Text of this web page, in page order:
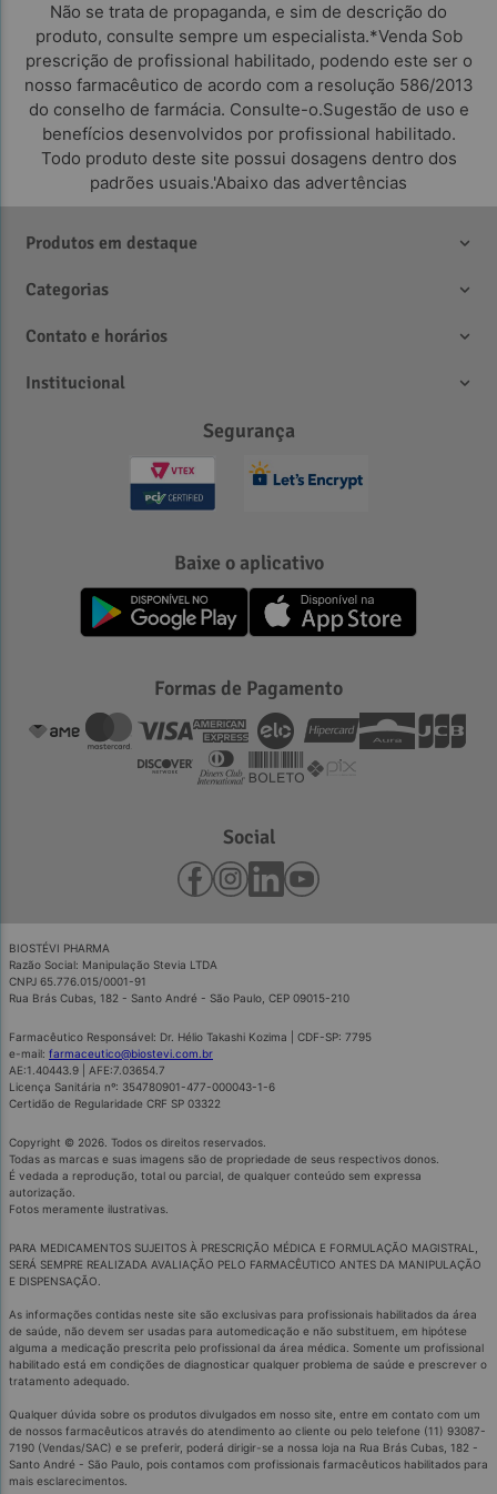
Não se trata de propaganda, e sim de descrição do
produto, consulte sempre um especialista.*Venda Sob
prescrição de profissional habilitado, podendo este ser o
nosso farmacêutico de acordo com a resolução 586/2013
do conselho de farmácia. Consulte-o.Sugestão de uso e
benefícios desenvolvidos por profissional habilitado.
Todo produto deste site possui dosagens dentro dos
padrões usuais.'Abaixo das advertências
Produtos em destaque
Categorias
Contato e horários
Institucional
Segurança
Baixe o aplicativo
Formas de Pagamento
Social
BIOSTÉVI PHARMA
Razão Social: Manipulação Stevia LTDA
CNPJ 65.776.015/0001-91
Rua Brás Cubas, 182 - Santo André - São Paulo, CEP 09015-210
Farmacêutico Responsável: Dr. Hélio Takashi Kozima | CDF-SP: 7795
e-mail: farmaceutico@biostevi.com.br
AE:1.40443.9 | AFE:7.03654.7
Licença Sanitária nº: 354780901-477-000043-1-6
Certidão de Regularidade CRF SP 03322
Copyright © 2026. Todos os direitos reservados.
Todas as marcas e suas imagens são de propriedade de seus respectivos donos.
É vedada a reprodução, total ou parcial, de qualquer conteúdo sem expressa
autorização.
Fotos meramente ilustrativas.
PARA MEDICAMENTOS SUJEITOS À PRESCRIÇÃO MÉDICA E FORMULAÇÃO MAGISTRAL,
SERÁ SEMPRE REALIZADA AVALIAÇÃO PELO FARMACÊUTICO ANTES DA MANIPULAÇÃO
E DISPENSAÇÃO.
As informações contidas neste site são exclusivas para profissionais habilitados da área
de saúde, não devem ser usadas para automedicação e não substituem, em hipótese
alguma a medicação prescrita pelo profissional da área médica. Somente um profissional
habilitado está em condições de diagnosticar qualquer problema de saúde e prescrever o
tratamento adequado.
Qualquer dúvida sobre os produtos divulgados em nosso site, entre em contato com um
de nossos farmacêuticos através do atendimento ao cliente ou pelo telefone (11) 93087-
7190 (Vendas/SAC) e se preferir, poderá dirigir-se a nossa loja na Rua Brás Cubas, 182 -
Santo André - São Paulo, pois contamos com profissionais farmacêuticos habilitados para
mais esclarecimentos.